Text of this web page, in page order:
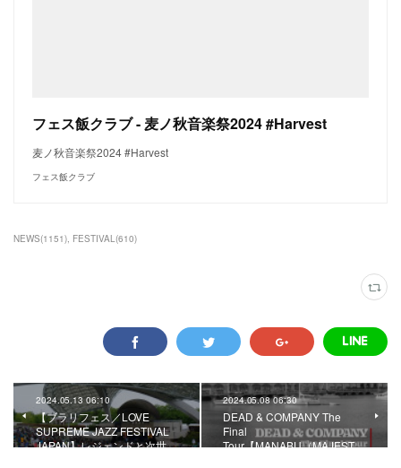
フェス飯クラブ - 麦ノ秋音楽祭2024 #Harvest
麦ノ秋音楽祭2024 #Harvest
フェス飯クラブ
NEWS(1151) FESTIVAL (610)
2024.05.13 06:10
【ブラリフェス／LOVE
SUPREME JAZZ FESTIVAL
JAPAN】レジェンドと次世…
2024.05.08 06:30
DEAD & COMPANY The
Final
Tour【MANABU（MAJEST…